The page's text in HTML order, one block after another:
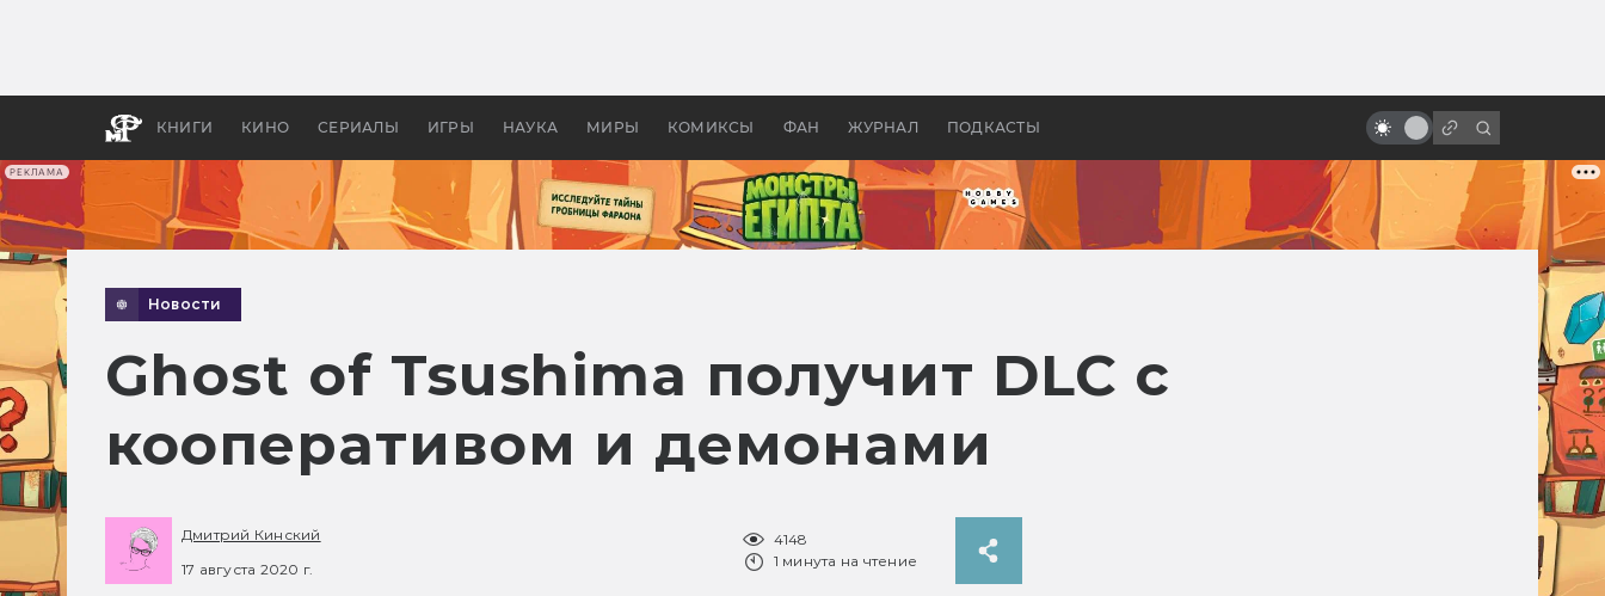
РЕКЛАМА
КНИГИ КИНО СЕРИАЛЫ ИГРЫ НАУКА МИРЫ КОМИКСЫ ФАН ЖУРНАЛ ПОДКАСТЫ
апокалипсис, в России —
бы «Властелина колец»
катастрофа
Новости
Ghost of Tsushima получит DLC с
кооперативом и демонами
Дмитрий Кинский
17 августа 2020 г.
4148
1 минута на чтение